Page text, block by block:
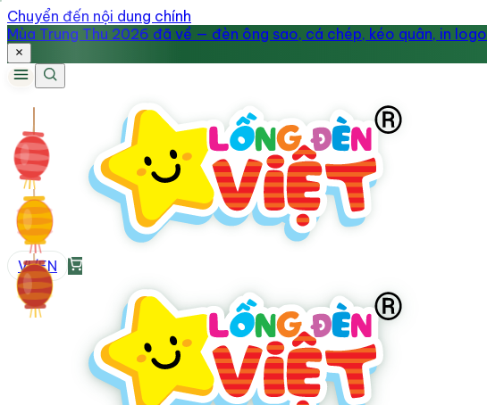
Chuyển đến nội dung chính
Mùa Trung Thu 2026 đã về — đèn ông sao, cá chép, kéo quân, in logo
VI/EN